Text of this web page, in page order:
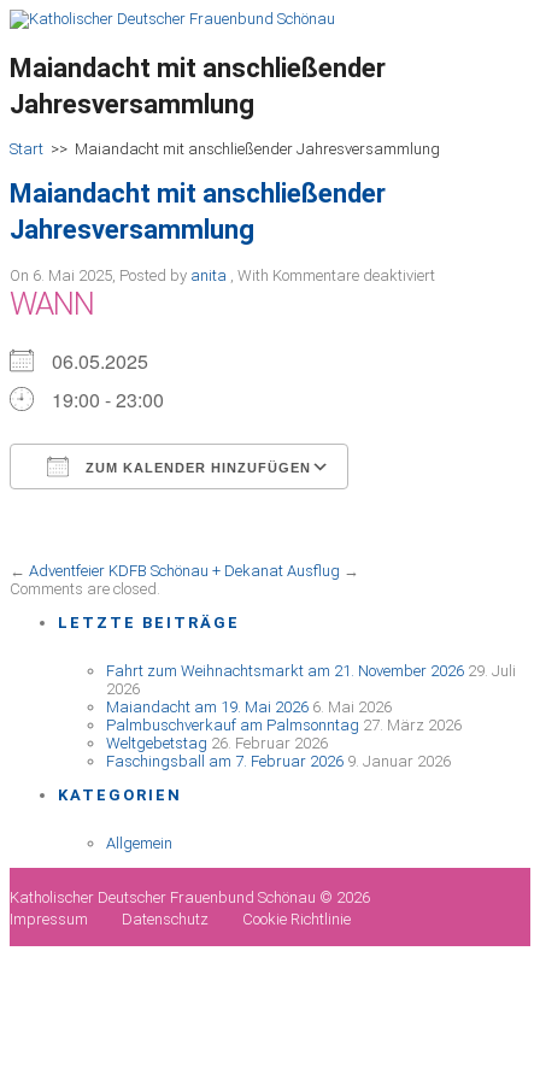
Maiandacht mit anschließender
Jahresversammlung
Start >> Maiandacht mit anschließender Jahresversammlung
Maiandacht mit anschließender
Jahresversammlung
On 6. Mai 2025 Posted by anita With Kommentare deaktiviertfür
WANN
06.05.2025
19:00 - 23:00
ZUM KALENDER HINZUFÜGEN
← Adventfeier KDFB Schönau + Dekanat Ausflug →
Comments are closed.
LETZTE BEITRÄGE
Fahrt zum Weihnachtsmarkt am 21. November 2026 29. Juli
2026
Maiandacht am 19. Mai 2026 6. Mai 2026
Palmbuschverkauf am Palmsonntag 27. März 2026
Weltgebetstag 26. Februar 2026
Faschingsball am 7. Februar 2026 9. Januar 2026
KATEGORIEN
Allgemein
Katholischer Deutscher Frauenbund Schönau © 2026
Impressum
Datenschutz Cookie Richtlinie